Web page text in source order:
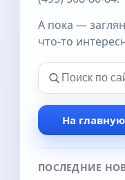
А пока —
что-то
На главную
ПОСЛЕДНИЕ